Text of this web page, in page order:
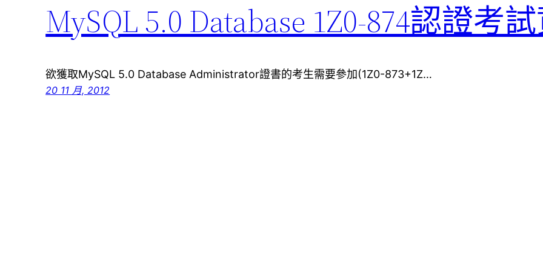
MySQL 5.0 Database 1Z0-874認證考
欲獲取MySQL 5.0 Database Administrator證書的考生需要參加(1Z0-873+1Z…
20 11 月, 2012